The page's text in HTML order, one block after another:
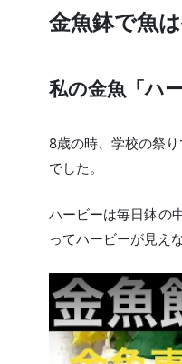
金魚鉢で魚
私の金魚「ハ
8歳の時、学校の祭
でした。
ハービーは毎日鉢の
ってハービーが見え